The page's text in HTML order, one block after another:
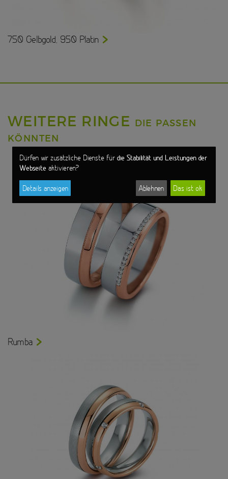
750 Gelbgold, 950 Platin
WEITERE RINGE DIE PASSEN
KÖNNTEN
Rumba
Dürfen wir zusätzliche Dienste für die Stabilität und Leistungen der
Webseite aktivieren?
Details anzeigen Ablehnen Das ist ok